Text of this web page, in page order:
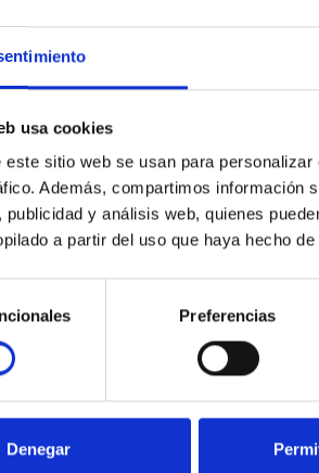
usa cookies
este sitio web se usan para
Además, compartimos información
publicidad y análisis web, quienes
a partir del uso que haya hecho
Preferencias
Denegar
Almería
950 260 356